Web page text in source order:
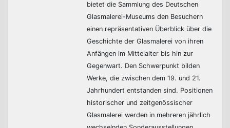
bietet die Sammlung des Deutschen
Glasmalerei-Museums den Besuchern
einen repräsentativen Überblick über die
Geschichte der Glasmalerei von ihren
Anfängen im Mittelalter bis hin zur
Gegenwart. Den Schwerpunkt bilden
Werke, die zwischen dem 19. und 21.
Jahrhundert entstanden sind. Positionen
historischer und zeitgenössischer
Glasmalerei werden in mehreren jährlich